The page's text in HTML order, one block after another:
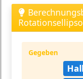
Gegeben